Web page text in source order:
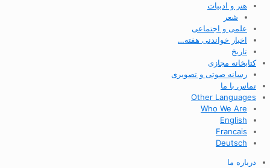
هنر و ادبیات
شعر
علمی و اجتماعی
اخبار خواندنی هفته…
تاریخ
کتابخانه مجازی
رسانه صوتی و تصویری
تماس با ما
Other Languages
Who We Are
English
Francais
Deutsch
درباره ما